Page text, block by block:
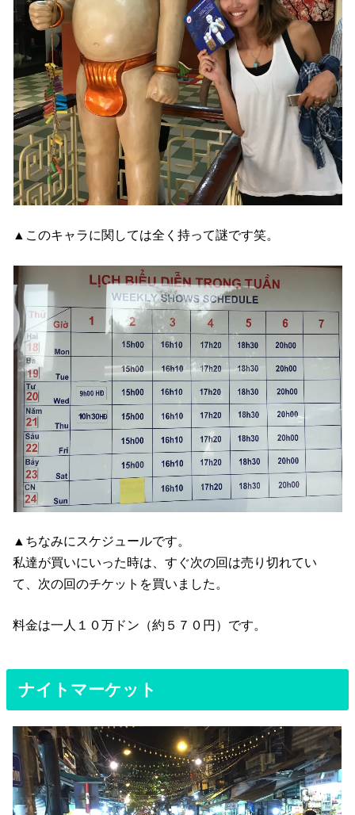
▲このキャラに関しては全く持って謎です笑。
▲ちなみにスケジュールです。
私達が買いにいった時は、すぐ次の回は売り切れてい
て、次の回のチケットを買いました。
料金は一人１０万ドン（約５７０円）です。
ナイトマーケット